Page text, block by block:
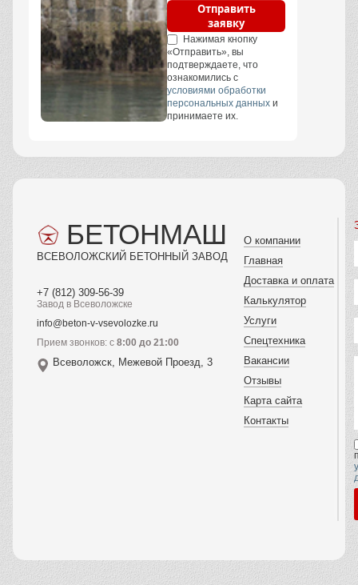
Отправить
заявку
Нажимая кнопку
«Отправить», вы
подтверждаете, что
ознакомились с
условиями обработки
персональных данных и
принимаете их.
БЕТОНМАШ
ВСЕВОЛОЖСКИЙ БЕТОННЫЙ ЗАВОД
+7 (812) 309-56-39
Завод в Всеволожске
info@beton-v-vsevolozke.ru
Прием звонков: с 8:00 до 21:00
Всеволожск, Межевой Проезд, 3
О компании
Главная
Доставка и оплата
Калькулятор
Услуги
Спецтехника
Вакансии
Отзывы
Карта сайта
Контакты